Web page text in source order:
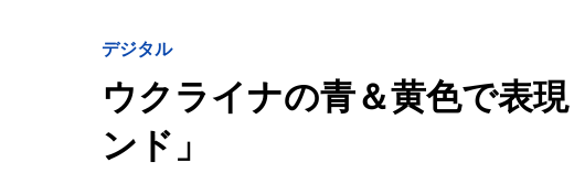
デジタル
ウクライナの青＆黄色で表
ンド」